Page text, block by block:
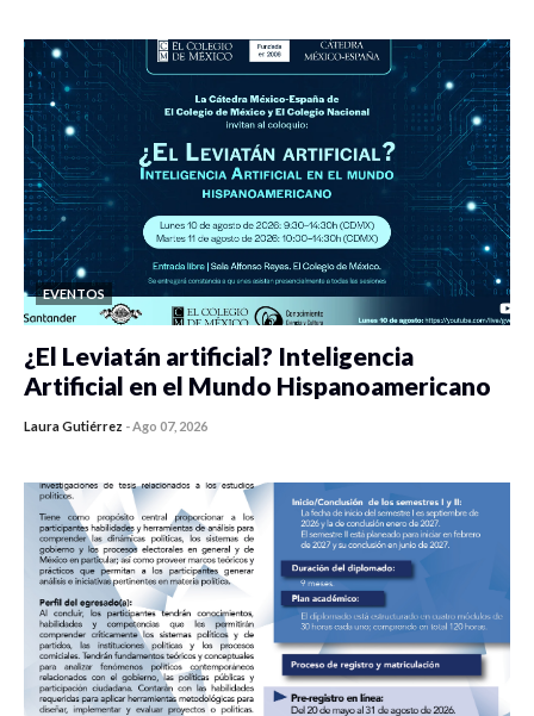
EVENTOS
¿El Leviatán artificial? Inteligencia
Artificial en el Mundo Hispanoamericano
Laura Gutiérrez -Ago 07, 2026